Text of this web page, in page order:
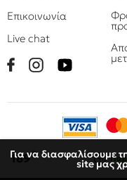
Για να διασφαλίσουμε
site μας
189€
Επικοινωνία
Live chat
© 2010 - 2026